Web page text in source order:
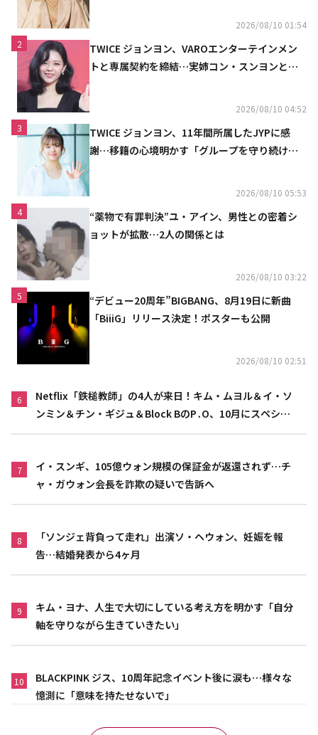
2026/08/10 01:54
2
TWICE ジョンヨン、VAROエンターテインメン
トと専属契約を締結…実姉コン・スンヨンと同
2026/08/10 04:52
3
TWICE ジョンヨン、11年間所属したJYPに感
謝…移籍の心境明かす「グループを守り続け
2026/08/10 05:53
4
“薬物で有罪判決”ユ・アイン、男性との密着シ
ョットが拡散…2人の関係とは
2026/08/10 03:22
5
“デビュー20周年”BIGBANG、8月19日に新曲
「BiiiG」リリース決定！ポスターも公開
2026/08/10 02:51
6
Netflix「鉄槌教師」の4人が来日！キム・ムヨル＆イ・ソ
ンミン＆チン・ギジュ＆Block BのP․O、10月にスペシャ
7
イ・スンギ、105億ウォン規模の保証金が返還されず…チ
ャ・ガウォン会長を詐欺の疑いで告訴へ
8
「ソンジェ背負って走れ」出演ソ・ヘウォン、妊娠を報
告…結婚発表から4ヶ月
9
キム・ヨナ、人生で大切にしている考え方を明かす「自分
軸を守りながら生きていきたい」
10
BLACKPINK ジス、10周年記念イベント後に涙も…様々な
憶測に「意味を持たせないで」